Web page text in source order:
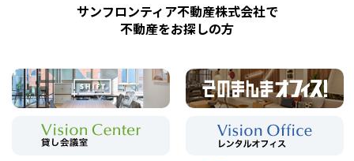
サンフロンティア不動産株式会社で
不動産をお探しの方